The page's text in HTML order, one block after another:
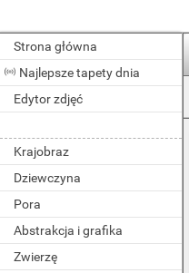
Strona główna
Najlepsze tapety dnia
Edytor zdjęć
Krajobraz
Dziewczyna
Pora
Abstrakcja i grafika
Zwierzę